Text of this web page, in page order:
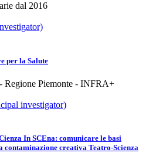
dal 2016
per la Salute
Regione Piemonte - INFRA+
investigator)
In SCEna: comunicare le basi
creativa Teatro-Scienza